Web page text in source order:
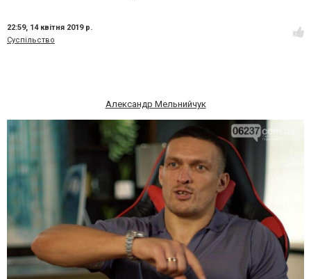
22:59, 14 квітня 2019 р.
Суспільство
Александр Мельнийчук